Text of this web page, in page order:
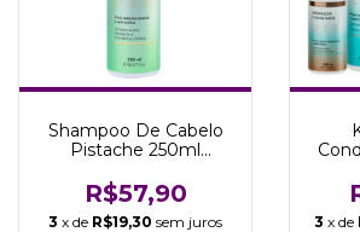
Shampoo De Cabelo
Pistache 250ml
Belletonn
R$57,90
3 x de R$19,30 sem juros 3 x de